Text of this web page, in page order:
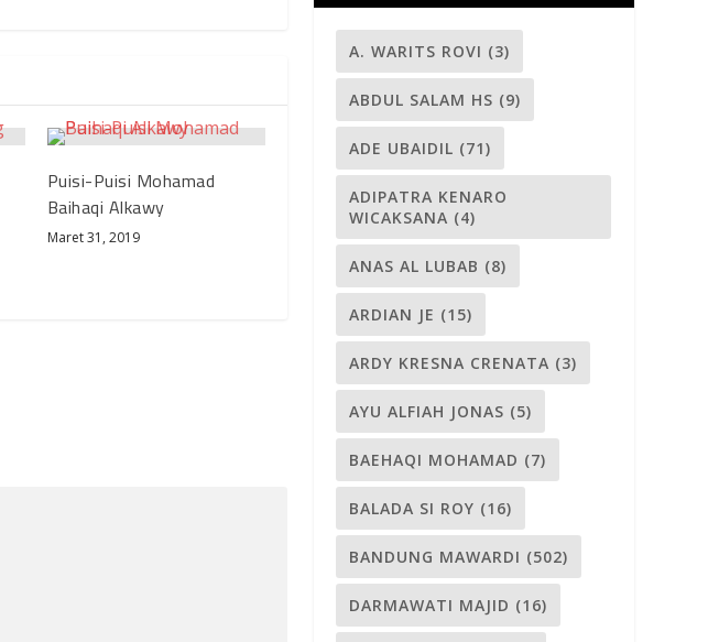
Puisi-Puisi Mohamad
Baihaqi Alkawy
Maret 31, 2019
A. WARITS ROVI (3)
ABDUL SALAM HS (9)
ADE UBAIDIL (71)
ADIPATRA KENARO
WICAKSANA (4)
ANAS AL LUBAB (8)
ARDIAN JE (15)
ARDY KRESNA CRENATA (3)
AYU ALFIAH JONAS (5)
BAEHAQI MOHAMAD (7)
BALADA SI ROY (16)
BANDUNG MAWARDI (502)
DARMAWATI MAJID (16)